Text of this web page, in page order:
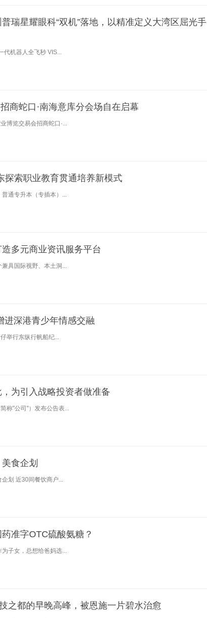
瑞星耀眼科“双机”落地，以精准定义大湾区屈光手
代机器人全飞秒 VIS...
商蛇口·南海意库分会场自在启幕
博览交易会招商蛇口·...
探索职业教育贯通培养新模式
普通专升本（专插本）...
多元商业资讯服务平台
具国际视野、本土洞...
进深港青少年情感交融
举行东纵行帆船纪...
为引入战略投资者做准备
称"公司"）发布公告表...
食企划
划 近30间餐饮商户...
准字OTC硫酸氨糖？
子女，总想给爸妈选...
之都的早晚高峰，被恩施一片碧水治愈